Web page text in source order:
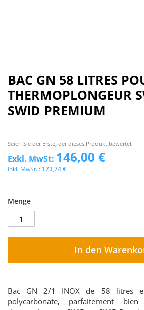
BAC GN 58 LITRES
THERMOPLONGEUR
SWID PREMIUM
Seien Sie der Erste, der dieses Produkt bewertet
173,74 €
146,00 €
Menge
In den
Bac GN 2/1 INOX de 58 litres
polycarbonate, parfaitement